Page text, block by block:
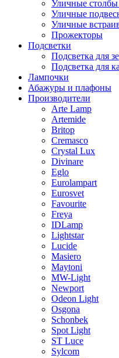
Уличные
Уличные
Уличные
Прожекторы
Подсветки
Подсветка для
Подсветка для
Лампочки
Абажуры и плафоны
Производители
Arte Lamp
Artemide
Britop
Cremasco
Crystal Lux
Divinare
Eglo
Eurolampart
Eurosvet
Favourite
Freya
IDLamp
Lightstar
Lucide
Masiero
Maytoni
MW-Light
Newport
Odeon Light
Osgona
Schonbek
Spot Light
ST Luce
Sylcom